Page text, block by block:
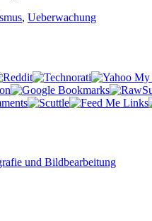
, Ueberwachung
und Bildbearbeitung